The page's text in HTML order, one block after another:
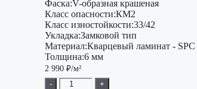
Фаска:V-образная крашеная
Класс опасности:КМ2
Класс изностойкости:33/42
Укладка:Замковой тип
Материал:Кварцевый ламинат - SPC
Толщина:6 мм
2 990 ₽/м²
-
+